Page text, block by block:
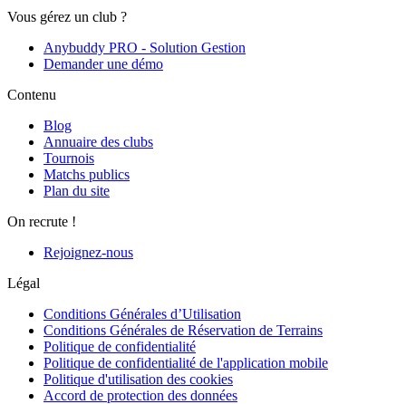
Vous gérez un club ?
Anybuddy PRO - Solution Gestion
Demander une démo
Contenu
Blog
Annuaire des clubs
Tournois
Matchs publics
Plan du site
On recrute !
Rejoignez-nous
Légal
Conditions Générales d’Utilisation
Conditions Générales de Réservation de Terrains
Politique de confidentialité
Politique de confidentialité de l'application mobile
Politique d'utilisation des cookies
Accord de protection des données